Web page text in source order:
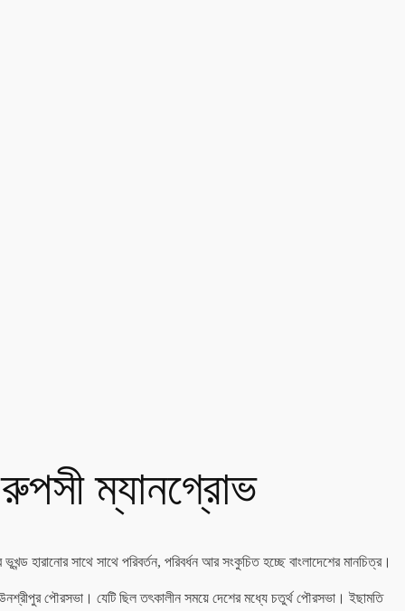
রুপসী ম্যানগ্রোভ
হারানোর সাথে সাথে পরিবর্তন, পরিবর্ধন আর সংকুচিত হচ্ছে বাংলাদেশের মানচিত্র।
পৌরসভা। যেটি ছিল তৎকালীন সময়ে দেশের মধ্যে চতুর্থ পৌরসভা। ইছামতি